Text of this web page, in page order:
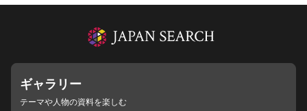
ギャラリー
テーマや人物の資料を楽しむ